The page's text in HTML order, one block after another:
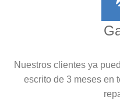
Nuestros clientes ya
escrito de 3 meses en